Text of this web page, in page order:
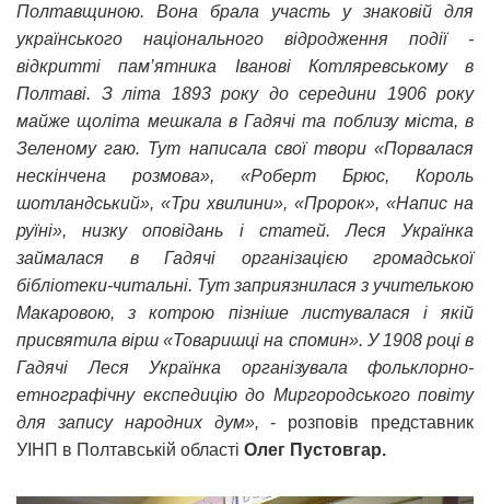
Полтавщиною. Вона брала участь у знаковій для
українського національного відродження події -
відкритті пам’ятника Іванові Котляревському в
Полтаві. З літа 1893 року до середини 1906 року
майже щоліта мешкала в Гадячі та поблизу міста, в
Зеленому гаю. Тут написала свої твори «Порвалася
нескінчена розмова», «Роберт Брюс, Король
шотландський», «Три хвилини», «Пророк», «Напис на
руїні», низку оповідань і статей. Леся Українка
займалася в Гадячі організацією громадської
бібліотеки-читальні. Тут заприязнилася з учителькою
Макаровою, з котрою пізніше листувалася і якій
присвятила вірш «Товаришці на спомин». У 1908 році в
Гадячі Леся Українка організувала фольклорно-
етнографічну експедицію до Миргородського повіту
для запису народних дум», - розповів представник
УІНП в Полтавській області Олег Пустовгар.